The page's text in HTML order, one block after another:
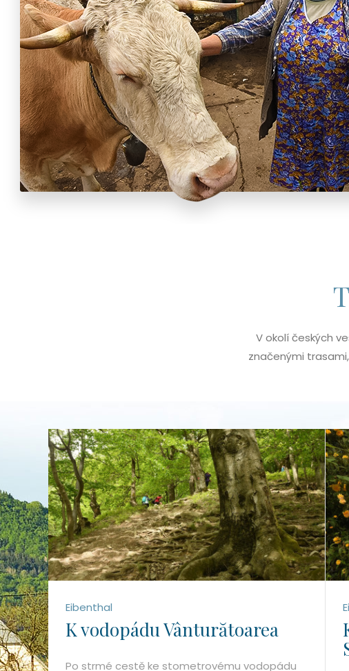
V okolí českých
značenými
Eibenthal
K vodopádu Vânturătoarea
Po strmé cestě ke stometrovému vodopádu